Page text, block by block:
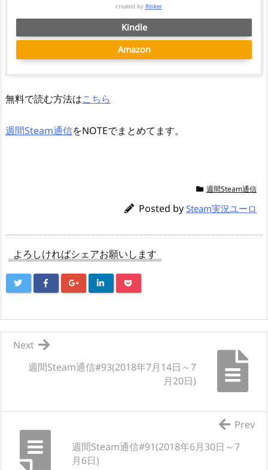
created by Rinker
Kindle
Amazon
無料で読む方法はこちら
週間Steam通信をNOTEでまとめてます。
週間Steam通信
Posted by Steam実況ユーロ
よろしければシェアお願いします
週間Steam通信#93(2018年7月14日～7
月20日)
Next
週間Steam通信#91(2018年6月30日～7
月6日)
Prev